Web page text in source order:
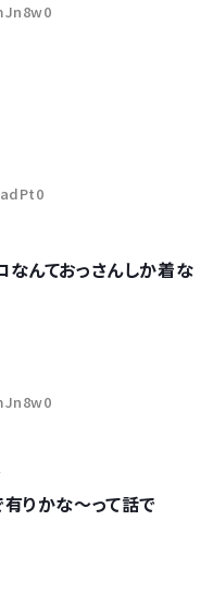
んておっさんしか着な
りかな～って話で